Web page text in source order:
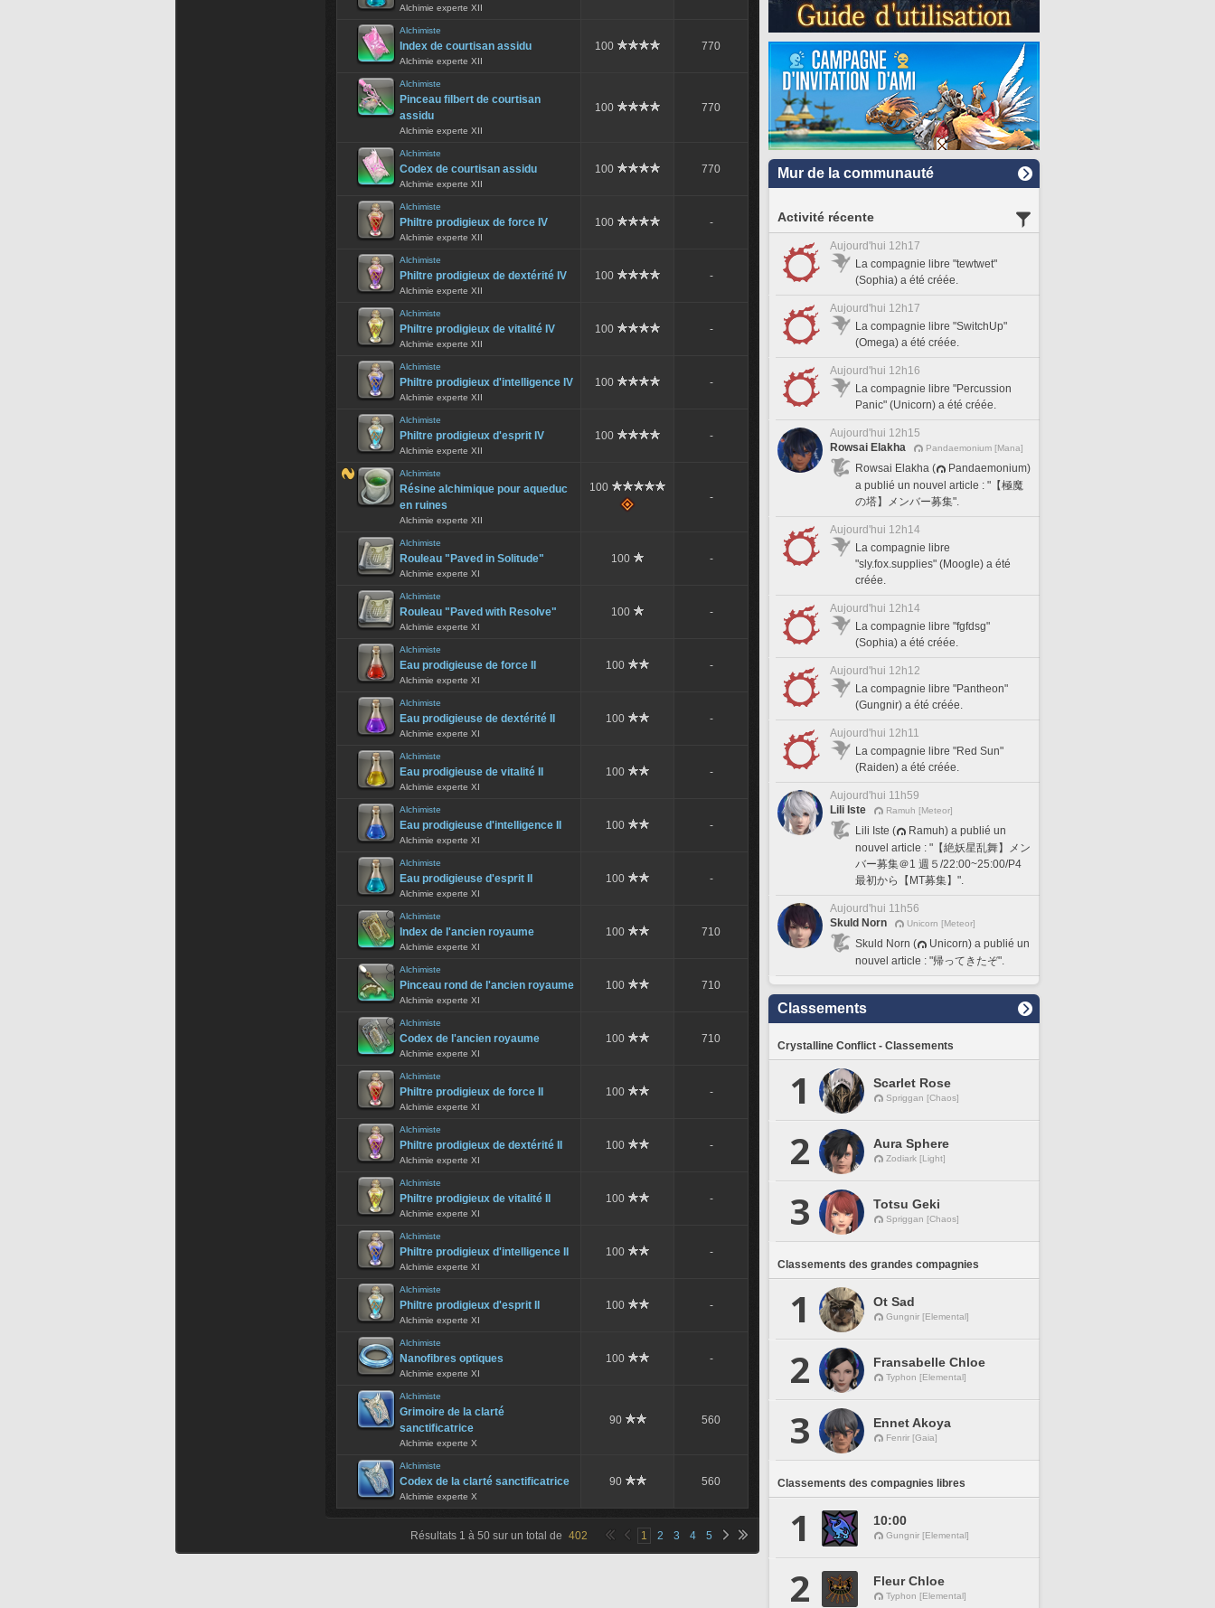
Alchimie experte XII
Alchimiste
Index de courtisan assidu
Alchimie experte XII
100 770
Alchimiste
Pinceau filbert de courtisan
assidu
Alchimie experte XII
100 770
Alchimiste
Codex de courtisan assidu
Alchimie experte XII
100 770
Alchimiste
Philtre prodigieux de force IV
Alchimie experte XII
100 -
Alchimiste
Philtre prodigieux de dextérité IV
Alchimie experte XII
100 -
Alchimiste
Philtre prodigieux de vitalité IV
Alchimie experte XII
100 -
Alchimiste
Philtre prodigieux d'intelligence IV
Alchimie experte XII
100 -
Alchimiste
Philtre prodigieux d'esprit IV
Alchimie experte XII
100 -
Alchimiste
Résine alchimique pour aqueduc
en ruines
Alchimie experte XII
100
-
Alchimiste
Rouleau "Paved in Solitude"
Alchimie experte XI
100 -
Alchimiste
Rouleau "Paved with Resolve"
Alchimie experte XI
100 -
Alchimiste
Eau prodigieuse de force II
Alchimie experte XI
100 -
Alchimiste
Eau prodigieuse de dextérité II
Alchimie experte XI
100 -
Alchimiste
Eau prodigieuse de vitalité II
Alchimie experte XI
100 -
Alchimiste
Eau prodigieuse d'intelligence II
Alchimie experte XI
100 -
Alchimiste
Eau prodigieuse d'esprit II
Alchimie experte XI
100 -
Alchimiste
Index de l'ancien royaume
Alchimie experte XI
100 710
Alchimiste
Pinceau rond de l'ancien royaume
Alchimie experte XI
100 710
Alchimiste
Codex de l'ancien royaume
Alchimie experte XI
100 710
Alchimiste
Philtre prodigieux de force II
Alchimie experte XI
100 -
Alchimiste
Philtre prodigieux de dextérité II
Alchimie experte XI
100 -
Alchimiste
Philtre prodigieux de vitalité II
Alchimie experte XI
100 -
Alchimiste
Philtre prodigieux d'intelligence II
Alchimie experte XI
100 -
Alchimiste
Philtre prodigieux d'esprit II
Alchimie experte XI
100 -
Alchimiste
Nanofibres optiques
Alchimie experte XI
100 -
Alchimiste
Grimoire de la clarté
sanctificatrice
Alchimie experte X
90 560
Alchimiste
Codex de la clarté sanctificatrice
Alchimie experte X
90 560
Résultats 1 à 50 sur un total de 402 1 2 3 4 5
Mur de la communauté
Activité récente
Aujourd'hui 12h17
La compagnie libre "tewtwet"
(Sophia) a été créée.
Aujourd'hui 12h17
La compagnie libre "SwitchUp"
(Omega) a été créée.
Aujourd'hui 12h16
La compagnie libre "Percussion
Panic" (Unicorn) a été créée.
Aujourd'hui 12h15
Rowsai Elakha
Pandaemonium [Mana]
Rowsai Elakha (
Pandaemonium)
a publié un nouvel article : "【極魔
の塔】メンバー募集".
Aujourd'hui 12h14
La compagnie libre
"sly.fox.supplies" (Moogle) a été
créée.
Aujourd'hui 12h14
La compagnie libre "fgfdsg"
(Sophia) a été créée.
Aujourd'hui 12h12
La compagnie libre "Pantheon"
(Gungnir) a été créée.
Aujourd'hui 12h11
La compagnie libre "Red Sun"
(Raiden) a été créée.
Aujourd'hui 11h59
Lili Iste
Ramuh [Meteor]
Lili Iste (
Ramuh) a publié un
nouvel article : "【絶妖星乱舞】メン
バー募集＠1 週５/22:00~25:00/P4
最初から【MT募集】".
Aujourd'hui 11h56
Skuld Norn
Unicorn [Meteor]
Skuld Norn (
Unicorn) a publié un
nouvel article : "帰ってきたぞ".
Classements
Crystalline Conflict - Classements
1 Scarlet Rose
Spriggan [Chaos]
2 Aura Sphere
Zodiark [Light]
3 Totsu Geki
Spriggan [Chaos]
Classements des grandes compagnies
1 Ot Sad
Gungnir [Elemental]
2 Fransabelle Chloe
Typhon [Elemental]
3 Ennet Akoya
Fenrir [Gaia]
Classements des compagnies libres
1 10:00
Gungnir [Elemental]
2 Fleur Chloe
Typhon [Elemental]